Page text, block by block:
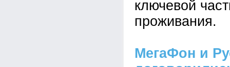
ключевой
проживания.
МегаФон и